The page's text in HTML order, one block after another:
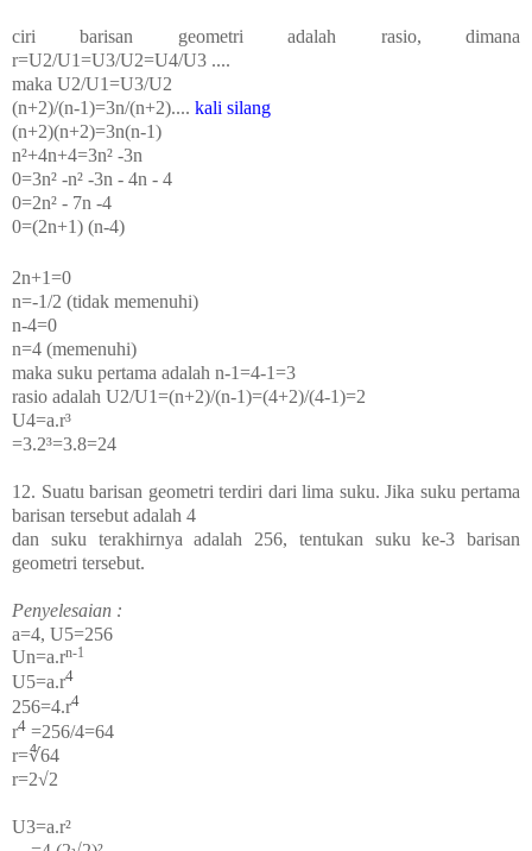
ciri barisan geometri adalah rasio, dimana
r=U2/U1=U3/U2=U4/U3 ....
maka U2/U1=U3/U2
(n+2)/(n-1)=3n/(n+2).... kali silang
(n+2)(n+2)=3n(n-1)
n²+4n+4=3n² -3n
0=3n² -n² -3n - 4n - 4
0=2n² - 7n -4
0=(2n+1) (n-4)
2n+1=0
n=-1/2 (tidak memenuhi)
n-4=0
n=4 (memenuhi)
maka suku pertama adalah n-1=4-1=3
rasio adalah U2/U1=(n+2)/(n-1)=(4+2)/(4-1)=2
U4=a.r³
=3.2³=3.8=24
12. Suatu barisan geometri terdiri dari lima suku. Jika suku pertama
barisan tersebut adalah 4
dan suku terakhirnya adalah 256, tentukan suku ke-3 barisan
geometri tersebut.
Penyelesaian :
a=4, U5=256
Un=a.rn-1
U5=a.r4
256=4.r4
r4 =256/4=64
r=∜64
r=2√2
U3=a.r²